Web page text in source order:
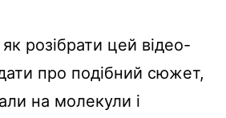
розібрати цей відео-
про подібний сюжет,
на молекули і